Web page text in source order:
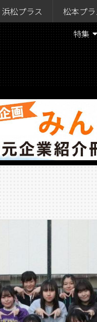
浜松プラス 松本プラ
特集